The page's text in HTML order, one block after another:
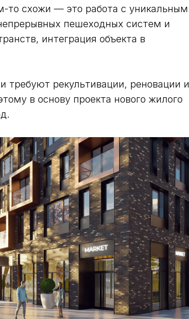
схожи — это работа с уникальным
пешеходных систем и
интеграция объекта в
требуют рекультивации, реновации и
в основу проекта нового жилого